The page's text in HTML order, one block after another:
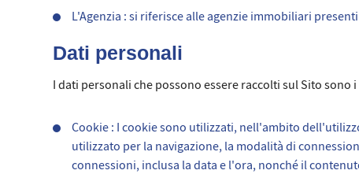
L'Agenzia : si riferisce alle agenzie immobiliari
Dati personali
I dati personali che possono essere raccolti sul Sito sono i
Cookie : I cookie sono utilizzati, nell'ambito
utilizzato per la navigazione, la modalità di
connessioni, inclusa la data e l'ora, nonché il